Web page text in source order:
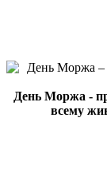
День Моржа -
всему